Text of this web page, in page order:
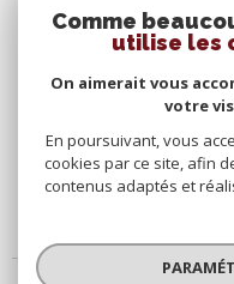
Comme
utilise les
On aimerait vous
votre
En poursuivant, vous
cookies par ce site, afin
contenus adaptés et